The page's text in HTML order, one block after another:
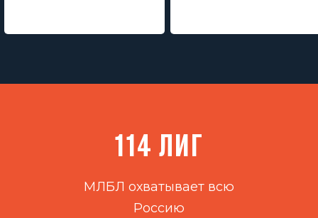
114 ЛИГ
МЛБЛ охватывает всю
Россию